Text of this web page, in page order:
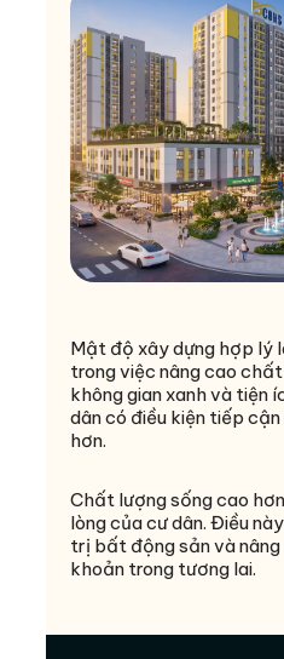
Mật độ xây dựng hợp lý
trong việc nâng cao
không gian xanh và tiện
dân có điều kiện tiếp
hơn.
Chất lượng sống cao
lòng của cư dân. Điều
trị bất động sản và
khoản trong tương lai.